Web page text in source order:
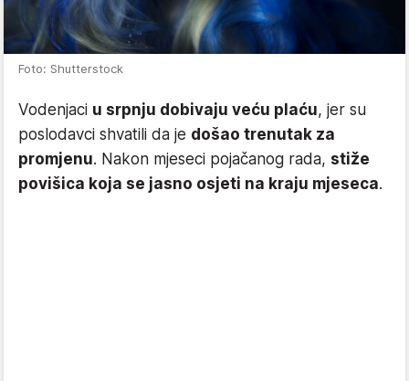
Foto: Shutterstock
Vodenjaci u srpnju dobivaju veću plaću, jer su
poslodavci shvatili da je došao trenutak za
promjenu. Nakon mjeseci pojačanog rada, stiže
povišica koja se jasno osjeti na kraju mjeseca.